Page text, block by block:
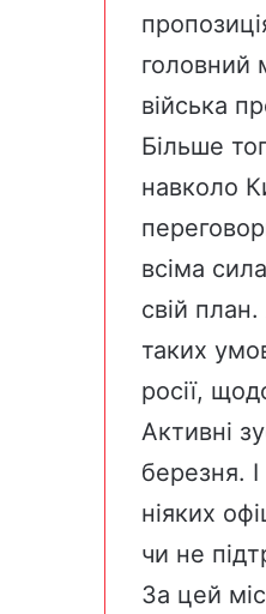
головний
війська
Більше
навколо
всіма
свій
таких
росії,
Активні
березня.
ніяких
чи не
За цей